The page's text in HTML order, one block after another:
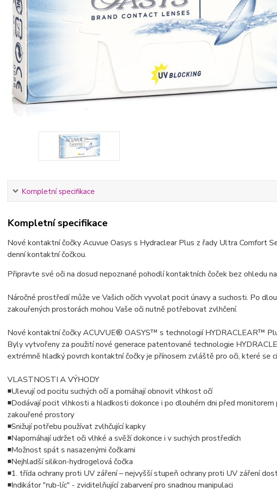
Kompletní specifikace
Kompletní specifikace
Nové kontaktní čočky Acuvue Oasys s Hydraclear Plus z řady Ultra Comfort
denní kontaktní čočkou.
Připravte své oči na dosud nepoznané pohodlí kontaktních čoček bez ohledu
Náročné prostředí může ve Vašich očích vyvolat pocit únavy a suchosti. Po
zakouřených prostorách mohou Vaše oči nutně potřebovat zvlhčení.
Nové kontaktní čočky ACUVUE® OASYS™ s technologií HYDRACLEAR™
Byly vytvořeny za použití nové generace patentované technologie
extrémně hladký povrch kontaktní čočky je přínosem zvláště pro oči, které se
VLASTNOSTI A VÝHODY
◾Ulevují od pocitu suchých očí a pomáhají obnovit vlhkost očí
◾Dodávají pocit vlhkosti a hladkosti dokonce i po dlouhém dni před
zakouřené prostory
◾Snižují potřebu používat zvlhčující kapky
◾Napomáhají udržet oči vlhké a svěží dokonce i v suchých prostředích
◾Možnost spát s nasazenými čočkami
◾Nejhladší silikon-hydrogelová čočka
◾1. třída ochrany proti UV záření – nejvyšší stupeň ochrany proti UV záření
◾Indikátor "rub-líc" - zviditelňující zabarvení pro snadnou manipulaci